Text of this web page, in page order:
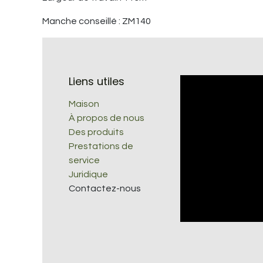
Manche conseillé : ZM140
Liens utiles
Maison
À propos de nous
Des produits
Prestations de
service
Juridique
Contactez-nous